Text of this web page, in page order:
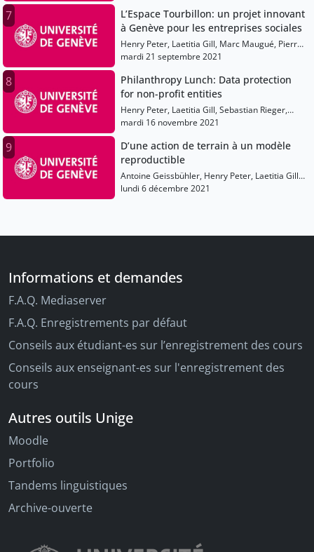
7
L’Espace Tourbillon: un projet innovant
à Genève pour les entreprises sociales
Henry Peter, Laetitia Gill, Marc Maugué, Pierre-
Yves Tapponnier, David Hiler
mardi 21 septembre 2021
8
Philanthropy Lunch: Data protection
for non-profit entities
Henry Peter, Laetitia Gill, Sebastian Rieger,
Theodora Dragan, James De France, Vincent
mardi 16 novembre 2021
9
D’une action de terrain à un modèle
reproductible
Antoine Geissbühler, Henry Peter, Laetitia Gill,
Charles-Henry Rochat, Dresse Anne-Caroline
lundi 6 décembre 2021
Informations et demandes
F.A.Q. Mediaserver
F.A.Q. Enregistrements par défaut
Conseils aux étudiant-es sur l’enregistrement des cours
Conseils aux enseignant-es sur l'enregistrement des
cours
Autres outils Unige
Moodle
Portfolio
Tandems linguistiques
Archive-ouverte